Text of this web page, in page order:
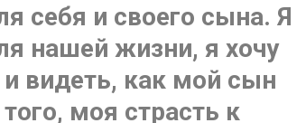
себя и своего сына. Я
нашей жизни, я хочу
видеть, как мой сын
моя страсть к